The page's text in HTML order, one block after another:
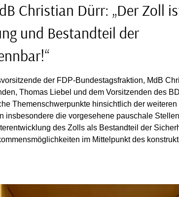
Christian Dürr: „Der Zoll
und Bestandteil der
der FDP-Bundestagsfraktion, MdB
Thomas Liebel und dem Vorsitzenden des
Themenschwerpunkte hinsichtlich der
insbesondere die vorgesehene pauschale
des Zolls als Bestandteil der
im Mittelpunkt des